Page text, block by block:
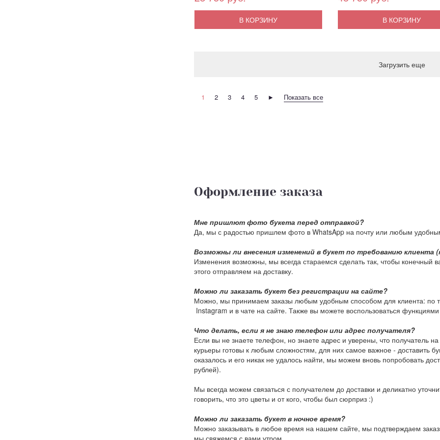
В КОРЗИНУ В КОРЗИНУ
Загрузить еще
1 2 3 4 5 ► Показать все
Оформление заказа
Мне пришлют фото букета перед отправкой?
Да, мы с радостью пришлем фото в WhatsApp на почту или любым
Возможны ли внесения изменений в букет по требованию клиента
Изменения возможны, мы всегда стараемся сделать так, чтобы конечный
этого отправляем на доставку.
Можно ли заказать букет без регистрации на сайте?
Можно, мы принимаем заказы любым удобным способом для клиента: по
Instagram и в чате на сайте. Также вы можете воспользоваться
Что делать, если я не знаю телефон или адрес получателя?
Если вы не знаете телефон, но знаете адрес и уверены, что получатель
курьеры готовы к любым сложностям, для них самое важное - доставить
оказалось и его никак не удалось найти, мы можем вновь попробовать
рублей).
Мы всегда можем связаться с получателем до доставки и деликатно
говорить, что это цветы и от кого, чтобы был сюрприз :)
Можно ли заказать букет в ночное время?
Можно заказывать в любое время на нашем сайте, мы подтверждаем
мы свяжемся с вами утром.